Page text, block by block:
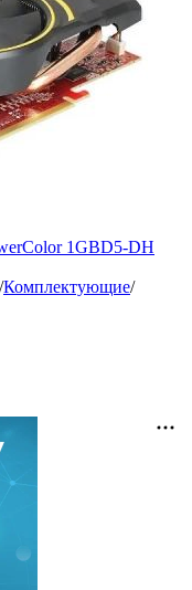
1GBD5-DH
/Комплектующие/